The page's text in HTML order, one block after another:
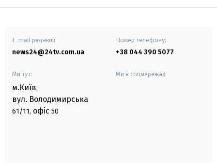
E-mail редакції
news24@24tv.com.ua
Номер телефону:
+38 044 390 5077
Ми тут:
м.Київ,
вул. Володимирська
61/11, офіс 50
Ми в соцмережах: